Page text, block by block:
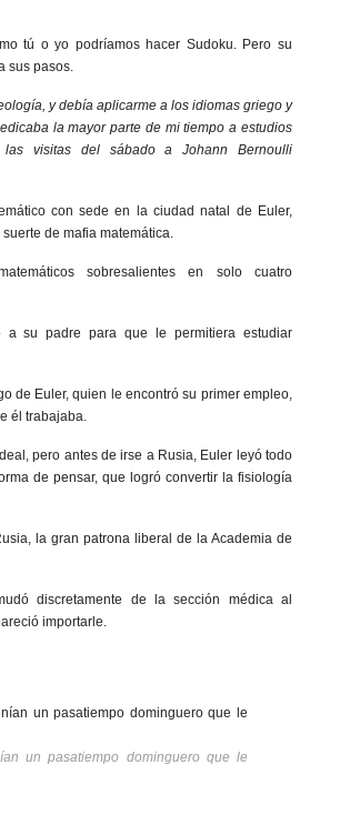
tú o yo podríamos hacer Sudoku. Pero su
sus pasos.
y debía aplicarme a los idiomas griego y
la mayor parte de mi tiempo a estudios
visitas del sábado a Johann Bernoulli
con sede en la ciudad natal de Euler,
de mafia matemática.
sobresalientes en solo cuatro
su padre para que le permitiera estudiar
de Euler, quien le encontró su primer empleo,
él trabajaba.
pero antes de irse a Rusia, Euler leyó todo
de pensar, que logró convertir la fisiología
la gran patrona liberal de la Academia de
discretamente de la sección médica al
importarle.
un pasatiempo dominguero que le